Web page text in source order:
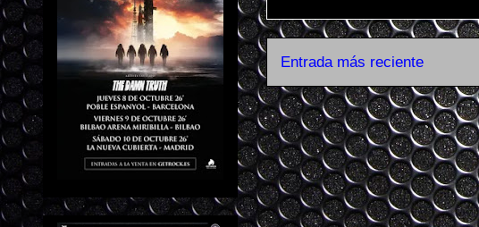
Entrada más reciente